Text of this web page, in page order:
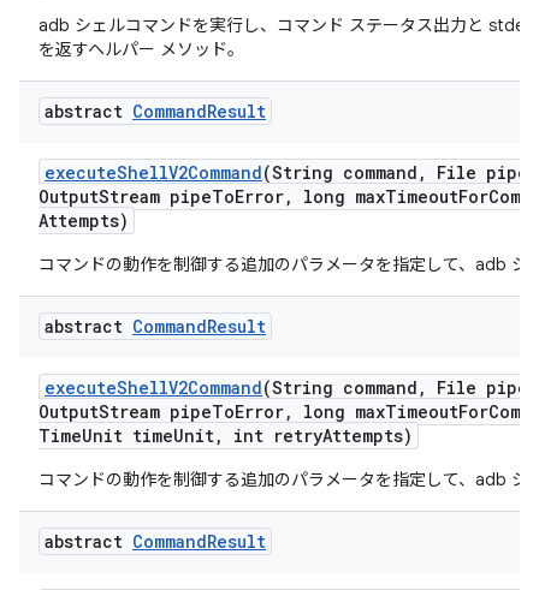
adb シェルコマンドを実行し、コマンド ステータス出力と
を返すヘルパー メソッド。
abstract CommandResult
executeShellV2Command(String command , File pipe
OutputStream pipeToError, long maxTimeoutFor
Attempts)
コマンドの動作を制御する追加のパラメータを指定して、adb シ
abstract CommandResult
executeShellV2Command(String command , File pipe
OutputStream pipeToError, long maxTimeoutFor
TimeUnit timeUnit, int retryAttempts)
コマンドの動作を制御する追加のパラメータを指定して、adb シ
abstract CommandResult